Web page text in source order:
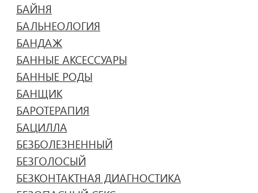
БАЙНЯ
БАЛЬНЕОЛОГИЯ
БАНДАЖ
БАННЫЕ АКСЕССУАРЫ
БАННЫЕ РОДЫ
БАНЩИК
БАРОТЕРАПИЯ
БАЦИЛЛА
БЕЗБОЛЕЗНЕННЫЙ
БЕЗГОЛОСЫЙ
БЕЗКОНТАКТНАЯ ДИАГНОСТИКА